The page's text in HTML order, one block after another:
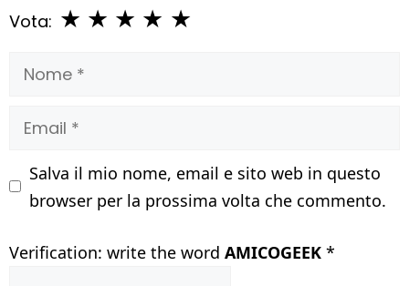
Vota: ★
★
★
★
★
Nome
Email
Salva il mio nome, email e sito web in questo
browser per la prossima volta che commento.
Verification: write the word AMICOGEEK *